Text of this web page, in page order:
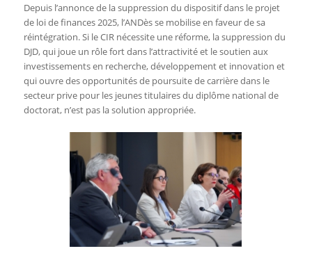
Depuis l’annonce de la suppression du dispositif dans le projet
de loi de finances 2025, l’ANDès se mobilise en faveur de sa
réintégration.Si le CIR nécessite une réforme, la suppression du
DJD, qui joue un rôle fort dans l’attractivité et le soutien aux
investissements en recherche, développement et innovation et
qui ouvre des opportunités de poursuite de carrière dans le
secteur prive pour les jeunes titulaires du diplôme national de
doctorat, n’est pas la solution appropriée.